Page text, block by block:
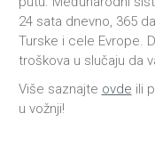
24 sata dnevno, 365
Turske i cele Evrope.
troškova u slučaju da
Više saznajte ovde ili
u vožnji!